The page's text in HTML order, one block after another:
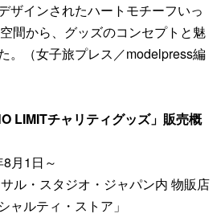
ザインされたハートモチーフいっ
間から、グッズのコンセプトと魅
。（女子旅プレス／modelpress編
LIMITチャリティグッズ」販売概
月1日～
ル・スタジオ・ジャパン内 物販店
ャルティ・ストア」